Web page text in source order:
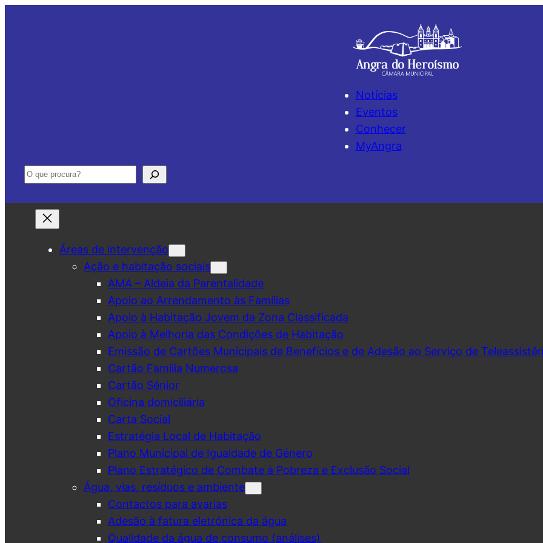
Notícias
Eventos
Conhecer
MyAngra
Pesquisar
Áreas de intervenção
Ação e habitação sociais
AMA – Aldeia da Parentalidade
Apoio ao Arrendamento às Famílias
Apoio à Habitação Jovem da Zona Classificada
Apoio à Melhoria das Condições de Habitação
Emissão de Cartões Municipais de Benefícios e de Adesão ao Serviço de
Cartão Família Numerosa
Cartão Sénior
Oficina domiciliária
Carta Social
Estratégia Local de Habitação
Plano Municipal de Igualdade de Género
Plano Estratégico de Combate à Pobreza e Exclusão Social
Água, vias, resíduos e ambiente
Contactos para avarias
Adesão à fatura eletrónica da água
Qualidade da água de consumo (análises)